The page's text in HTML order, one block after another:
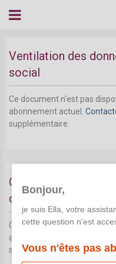
Ventilation des
social
Ce document n'est pas
abonnement actuel.
supplémentaire.
Concertation
de rémunération
Ce document n'est pas
abonnement actuel.
supplémentaire.
Bonjour,
je suis Ella, votre
cette question n'est
Vous n'êtes pas